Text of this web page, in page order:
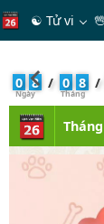
☯ Tử vi
0 8 / 0 8 /